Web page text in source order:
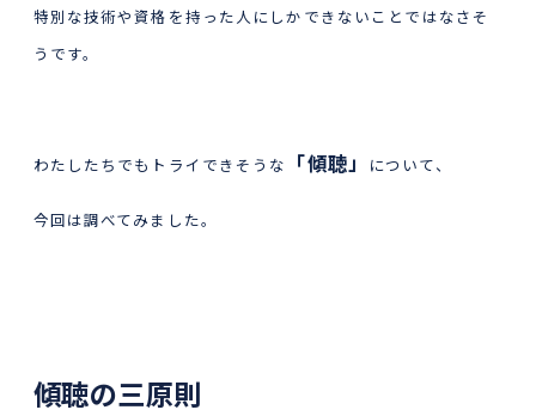
特別な技術や資格を持った人にしかできないことではなさそ
うです。
わたしたちでもトライできそうな 「傾聴」 について、
今回は調べてみました。
傾聴の三原則